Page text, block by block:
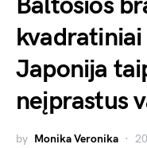
Baltosios
Japonija
neįprastus
by Monika Veronika